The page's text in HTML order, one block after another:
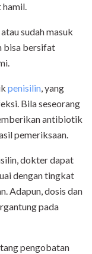
hamil.
sudah masuk
bisa bersifat
penisilin, yang
Bila seseorang
antibiotik
pemeriksaan.
dokter dapat
dengan tingkat
Adapun, dosis dan
pada
pengobatan